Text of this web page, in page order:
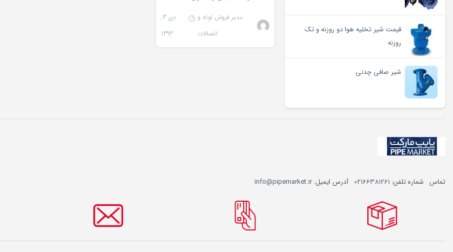
قیمت شیر تخلیه هوا دو روزنه و تک
روزنه
شیر صافی چدنی
مدیر فروش لوله و
اتصالات
دی 3,
1393
تماس شماره تلفن: 02166381261 آدرس ایمیل:info@pipemarket.ir